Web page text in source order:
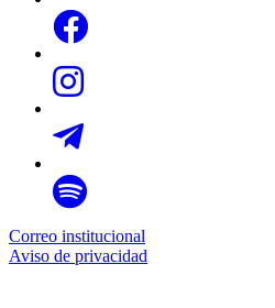
Correo institucional
Aviso de privacidad